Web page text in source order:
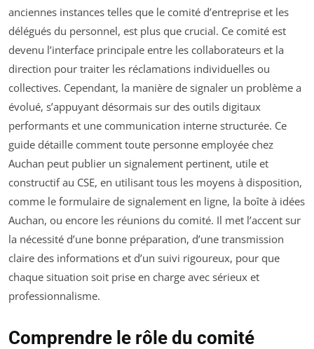
anciennes instances telles que le comité d’entreprise et les
délégués du personnel, est plus que crucial. Ce comité est
devenu l’interface principale entre les collaborateurs et la
direction pour traiter les réclamations individuelles ou
collectives. Cependant, la manière de signaler un problème a
évolué, s’appuyant désormais sur des outils digitaux
performants et une communication interne structurée. Ce
guide détaille comment toute personne employée chez
Auchan peut publier un signalement pertinent, utile et
constructif au CSE, en utilisant tous les moyens à disposition,
comme le formulaire de signalement en ligne, la boîte à idées
Auchan, ou encore les réunions du comité. Il met l’accent sur
la nécessité d’une bonne préparation, d’une transmission
claire des informations et d’un suivi rigoureux, pour que
chaque situation soit prise en charge avec sérieux et
professionnalisme.
Comprendre le rôle du comité